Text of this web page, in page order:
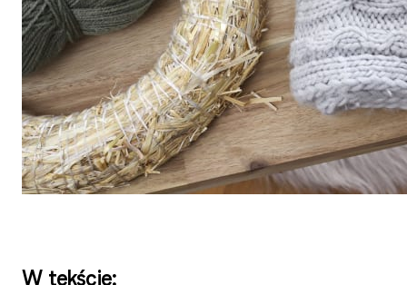
W tekście: